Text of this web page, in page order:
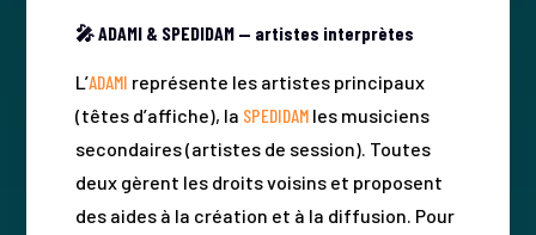
🎤 ADAMI & SPEDIDAM — artistes interprètes
L’ADAMI représente les artistes principaux
(têtes d’affiche), la SPEDIDAMles musiciens
secondaires (artistes de session). Toutes
deux gèrent les droits voisins et proposent
des aides à la création et à la diffusion. Pour